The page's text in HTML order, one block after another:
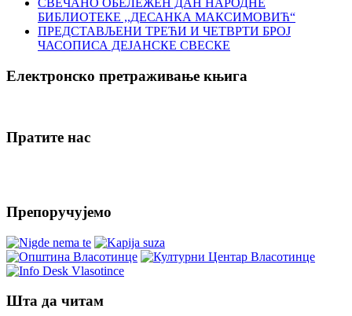
СВЕЧАНО ОБЕЛЕЖЕН ДАН НАРОДНЕ
БИБЛИОТЕКЕ ,,ДЕСАНКА МАКСИМОВИЋ“
ПРЕДСТАВЉЕНИ ТРЕЋИ И ЧЕТВРТИ БРОЈ
ЧАСОПИСА ДЕЈАНСКЕ СВЕСКЕ
Електронско претраживање књига
Пратите нас
Препоручујемо
Шта да читам